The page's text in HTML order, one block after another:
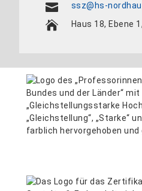
ssz@hs-
Haus 18, Ebene